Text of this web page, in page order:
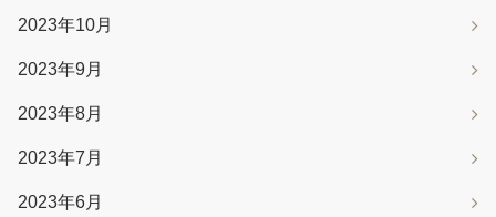
2023年10月
2023年9月
2023年8月
2023年7月
2023年6月